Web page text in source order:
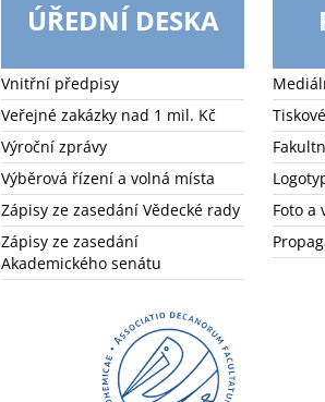
ÚŘEDNÍ DESKA
Vnitřní předpisy
Veřejné zakázky nad 1 mil. Kč
Výroční zprávy
Výběrová řízení a volná místa
Zápisy ze zasedání Vědecké rady
Zápisy ze zasedání
Akademického senátu
Foto a